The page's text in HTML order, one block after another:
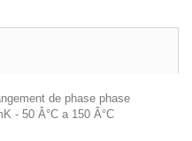
de phase phase
- 50 Â°C a 150 Â°C